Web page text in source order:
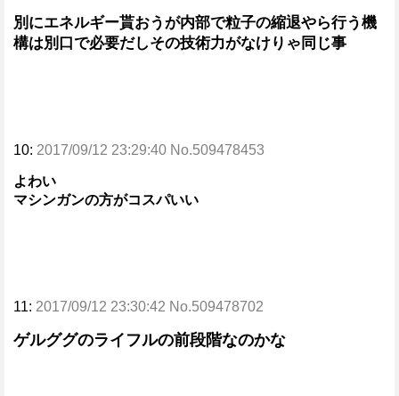
別にエネルギー貰おうが内部で粒子の縮退やら行う機
構は別口で必要だしその技術力がなけりゃ同じ事
10: 2017/09/12 23:29:40 No.509478453
よわい
マシンガンの方がコスパいい
11: 2017/09/12 23:30:42 No.509478702
ゲルググのライフルの前段階なのかな